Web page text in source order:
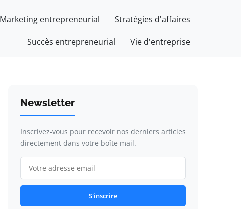
Marketing entrepreneurial Stratégies d'affaires
Succès entrepreneurial Vie d'entreprise
Newsletter
Inscrivez-vous pour recevoir nos derniers articles
directement dans votre boîte mail.
S'inscrire